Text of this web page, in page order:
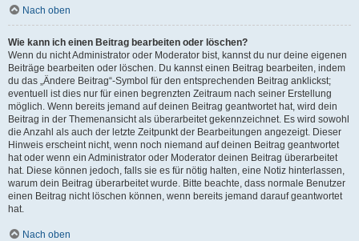
Nach oben
Wie kann ich einen Beitrag bearbeiten oder löschen?
Wenn du nicht Administrator oder Moderator bist, kannst du nur deine eigenen
Beiträge bearbeiten oder löschen. Du kannst einen Beitrag bearbeiten, indem
du das „Ändere Beitrag“-Symbol für den entsprechenden Beitrag anklickst;
eventuell ist dies nur für einen begrenzten Zeitraum nach seiner Erstellung
möglich. Wenn bereits jemand auf deinen Beitrag geantwortet hat, wird dein
Beitrag in der Themenansicht als überarbeitet gekennzeichnet. Es wird sowohl
die Anzahl als auch der letzte Zeitpunkt der Bearbeitungen angezeigt. Dieser
Hinweis erscheint nicht, wenn noch niemand auf deinen Beitrag geantwortet
hat oder wenn ein Administrator oder Moderator deinen Beitrag überarbeitet
hat. Diese können jedoch, falls sie es für nötig halten, eine Notiz hinterlassen,
warum dein Beitrag überarbeitet wurde. Bitte beachte, dass normale Benutzer
einen Beitrag nicht löschen können, wenn bereits jemand darauf geantwortet
hat.
Nach oben